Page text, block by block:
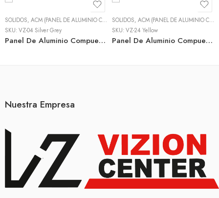
SÓLIDOS, ACM (PANEL DE ALUMINIO COMPUESTO)
SKU:VZ-04 Silver Grey
Panel De Aluminio Compuesto Color Silver Grey
SÓLIDOS, ACM (PANEL DE ALUMINIO COMPUESTO)
SKU:VZ-24 Yellow
Panel De Aluminio Compuesto Color Yellow
Nuestra Empresa